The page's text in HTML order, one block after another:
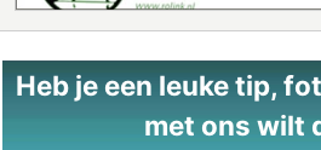
Heb je een leuke tip,
met ons wilt